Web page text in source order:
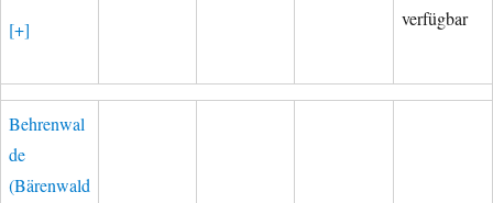
[+]
verfügbar
Behrenwal
de
(Bärenwald